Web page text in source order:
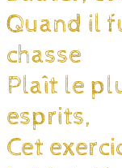
Quand il
chasse
Plaît le
esprits,
Cet